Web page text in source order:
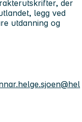
der
legg ved
utdanning og